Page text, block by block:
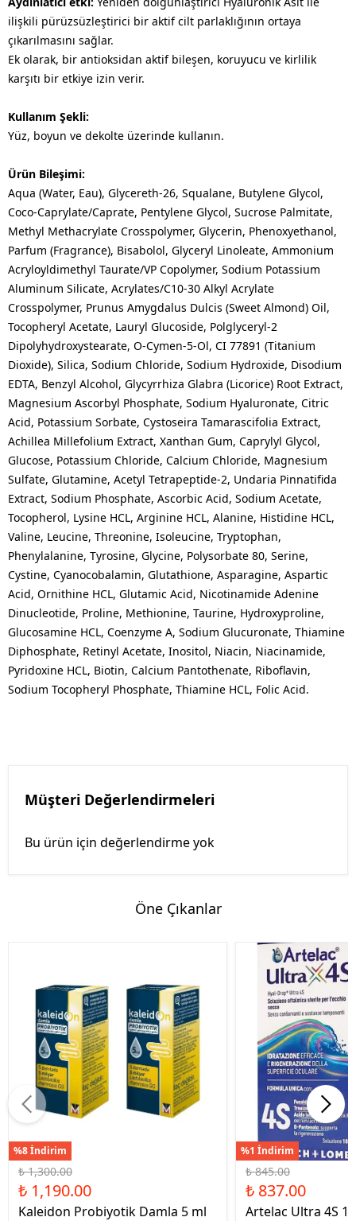
ilişkili pürüzsüzleştirici bir aktif cilt parlaklığının ortaya
çıkarılmasını sağlar.
Ek olarak, bir antioksidan aktif bileşen, koruyucu ve kirlilik
karşıtı bir etkiye izin verir.
Kullanım Şekli:
Yüz, boyun ve dekolte üzerinde kullanın.
Ürün Bileşimi:
Aqua (Water, Eau), Glycereth-26, Squalane, Butylene Glycol,
Coco-Caprylate/Caprate, Pentylene Glycol, Sucrose Palmitate,
Methyl Methacrylate Crosspolymer, Glycerin, Phenoxyethanol,
Parfum (Fragrance), Bisabolol, Glyceryl Linoleate, Ammonium
Acryloyldimethyl Taurate/VP Copolymer, Sodium Potassium
Aluminum Silicate, Acrylates/C10-30 Alkyl Acrylate
Crosspolymer, Prunus Amygdalus Dulcis (Sweet Almond) Oil,
Tocopheryl Acetate, Lauryl Glucoside, Polglyceryl-2
Dipolyhydroxystearate, O-Cymen-5-Ol, CI 77891 (Titanium
Dioxide), Silica, Sodium Chloride, Sodium Hydroxide, Disodium
EDTA, Benzyl Alcohol, Glycyrrhiza Glabra (Licorice) Root Extract,
Magnesium Ascorbyl Phosphate, Sodium Hyaluronate, Citric
Acid, Potassium Sorbate, Cystoseira Tamarascifolia Extract,
Achillea Millefolium Extract, Xanthan Gum, Caprylyl Glycol,
Glucose, Potassium Chloride, Calcium Chloride, Magnesium
Sulfate, Glutamine, Acetyl Tetrapeptide-2, Undaria Pinnatifida
Extract, Sodium Phosphate, Ascorbic Acid, Sodium Acetate,
Tocopherol, Lysine HCL, Arginine HCL, Alanine, Histidine HCL,
Valine, Leucine, Threonine, Isoleucine, Tryptophan,
Phenylalanine, Tyrosine, Glycine, Polysorbate 80, Serine,
Cystine, Cyanocobalamin, Glutathione, Asparagine, Aspartic
Acid, Ornithine HCL, Glutamic Acid, Nicotinamide Adenine
Dinucleotide, Proline, Methionine, Taurine, Hydroxyproline,
Glucosamine HCL, Coenzyme A, Sodium Glucuronate, Thiamine
Diphosphate, Retinyl Acetate, Inositol, Niacin, Niacinamide,
Pyridoxine HCL, Biotin, Calcium Pantothenate, Riboflavin,
Sodium Tocopheryl Phosphate, Thiamine HCL, Folic Acid.
Müşteri Değerlendirmeleri
Bu ürün için değerlendirme yok
Öne Çıkanlar
%8 İndirim
₺ 1,300.00
₺ 1,190.00
Kaleidon Probiyotik Damla 5 ml
%1 İndirim
₺ 845.00
₺ 837.00
Artelac Ultra 4S